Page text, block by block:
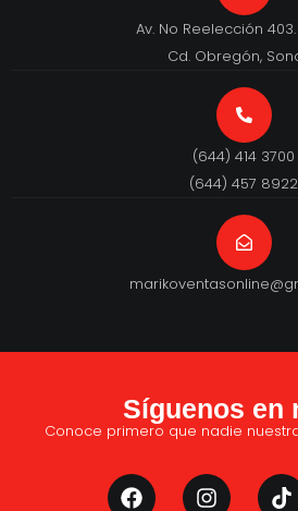
Av. No Reelección
Cd. Obregón,
(644) 414 3700
(644) 457 8922
Síguenos en
Conoce primero que nadie